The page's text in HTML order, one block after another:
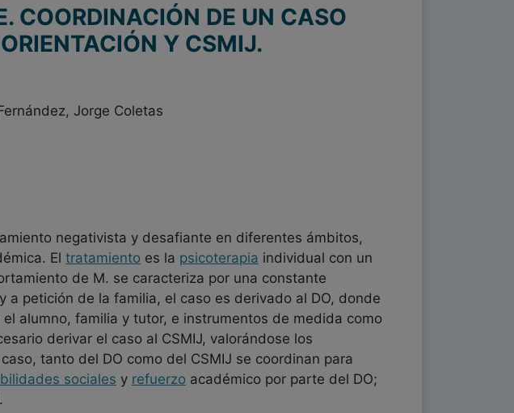
COORDINACIÓN DE UN CASO
Y CSMIJ.
Jorge Coletas
negativista y desafiante en diferentes ámbitos,
El tratamiento es la psicoterapia individual con un
de M. se caracteriza por una constante
petición de la familia, el caso es derivado al DO, donde
alumno, familia y tutor, e instrumentos de medida como
derivar el caso al CSMIJ, valorándose los
tanto del DO como del CSMIJ se coordinan para
sociales y refuerzo académico por parte del DO;